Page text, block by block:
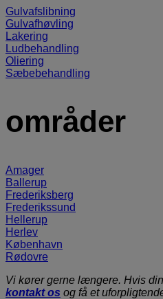
Gulvafslibning
Gulvafhøvling
Lakering
Ludbehandling
Oliering
Sæbebehandling
områder
Amager
Ballerup
Frederiksberg
Frederikssund
Hellerup
Herlev
København
Rødovre
Vi kører gerne længere. Hvis
kontakt os og få et